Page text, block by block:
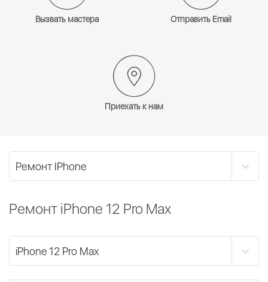
Вызвать мастера Отправить Email
Приехать к нам
Ремонт iPhone 12 Pro Max